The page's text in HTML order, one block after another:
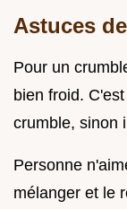
Astuces
Pour un
bien froid.
crumble, sinon
Personne
mélanger et le